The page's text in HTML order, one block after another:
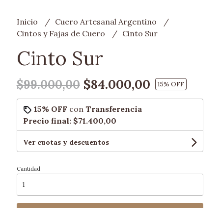
Inicio
Cuero Artesanal Argentino
Cintos y Fajas de Cuero
Cinto Sur
Cinto Sur
$99.000,00$84.000,00 15% OFF
15% OFF con Transferencia
Precio final: $71.400,00
Ver cuotas y descuentos
Cantidad